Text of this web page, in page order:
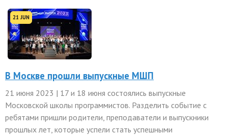
21 JUN
В Москве прошли выпускные МШП
21 июня 2023 | 17 и 18 июня состоялись выпускные
Московской школы программистов. Разделить событие с
ребятами пришли родители, преподаватели и выпускники
прошлых лет, которые успели стать успешными